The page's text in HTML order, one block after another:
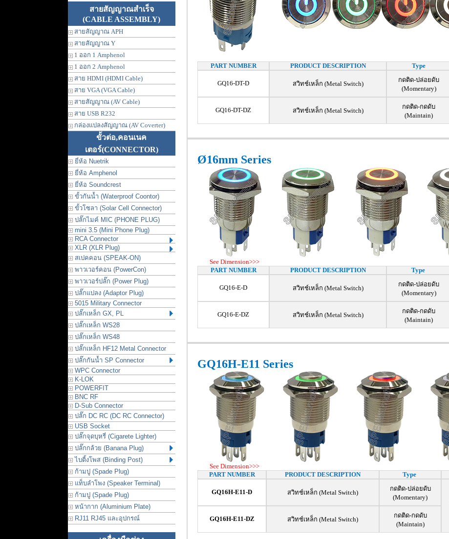
สายสัญญาณสำเร็จ
(CABLE ASSEMBLY)
สายสัญญาณ APH
สายสัญญาณ Y
1 ออก 1 Amphenol
1 ออก 2 Amphenol
สาย HDMI (HDMI Cable)
สาย VGA (VGA Cable)
สายสัญญาณ (AV Cable)
สาย USB R232
กล่องแปลงสัญญาณ (AV Coverter)
ขั้วต่อ,คอนเนค
เตอร์(CONNECTOR)
ยี่ห้อ Nuetrik
ยี่ห้อ Amphenol
ยี่ห้อ Soundcrest
ขั้วกันน้ำ (Waterproof Coontor)
ขั้วโซลา (Solar Cell Connector)
ปลั๊กไมค์ MIC (PHONE PLUG)
mini 3.5 (Mini Phone Plug)
RCA Connector
XLR (XLR Plug)
สเปคคอน (SPEAK-ON)
พาวเวอร์คอน (PowerCon)
พาวเวอร์ปลั๊ก (Power Plug)
ปลั๊กแปลง (Adaptor Plug)
5015 Military Connector
ปลั๊กเหล็ก GX, PL
ปลั๊กเหล็ก WS28
ปลั๊กเหล็ก WS48
ปลั๊กเหล็ก HF12 Metal Connector
ปลั๊กกันน้ำ SP Connector
WPC Connector
K-LOK
POWERFIT
BNC RF
D-Sub Connector
ปลั๊ก DC RC (DC RC Connector)
USB Socket
ปลั๊กจุดบุหรี่ (Cigarete Lighter)
ปลั๊กกล้วย (Banana Plug)
ไบดิ้งโพส (Binding Post)
ก้ามปู (Spade Plug)
แท็บลำโพง (Speaker Terminal)
ก้ามปู (Spade Plug)
หน้ากาก (Aluminium Plate)
RJ11 RJ45 และอุปกรณ์
PART NUMBER PRODUCT DESCRIPTION Type
GQ16-DT-D สวิทช์เหล็ก (Metal Switch)
กดติด-ปล่อยดับ
(Momentary)
GQ16-DT-DZ สวิทช์เหล็ก (Metal Switch)
กดติด-กดดับ
(Maintain)
Ø16mm Series
See Dimension>>>
PART NUMBER
PRODUCT DESCRIPTION Type
GQ16-E-D สวิทช์เหล็ก (Metal Switch)
กดติด-ปล่อยดับ
(Momentary)
GQ16-E-DZ สวิทช์เหล็ก (Metal Switch)
กดติด-กดดับ
(Maintain)
GQ16H-E11 Series
See Dimension>>>
PART NUMBER
PRODUCT DESCRIPTION Type
GQ16H-E11-D สวิทช์เหล็ก (Metal Switch)
กดติด-ปล่อยดับ
(Momentary)
GQ16H-E11-DZ สวิทช์เหล็ก (Metal Switch)
กดติด-กดดับ
(Maintain)